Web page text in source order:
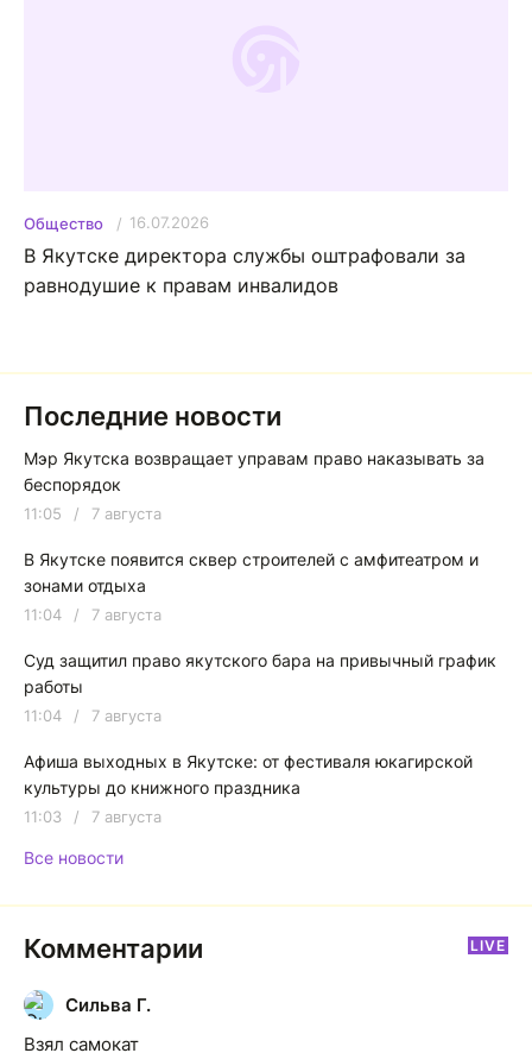
Общество 16.07.2026
В Якутске директора службы оштрафовали за
равнодушие к правам инвалидов
Последние новости
Мэр Якутска возвращает управам право наказывать за
беспорядок
11:05 / 7 августа
В Якутске появится сквер строителей с амфитеатром и
зонами отдыха
11:04 / 7 августа
Суд защитил право якутского бара на привычный график
работы
11:04 / 7 августа
Афиша выходных в Якутске: от фестиваля юкагирской
культуры до книжного праздника
11:03 / 7 августа
Все новости
Комментарии LIVE
С
Сильва Г.
Взял самокат